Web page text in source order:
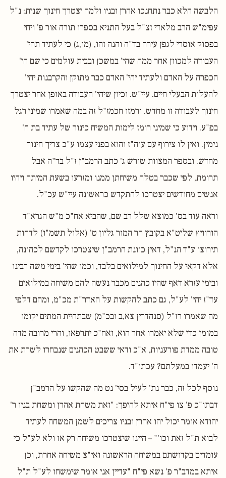
הלבשה הלא כבר נתחנכו אהרן ובניו ולמה יצטרך חינוך שנית: נ"ל
עפימ"ש הרב מלאדי זצ"ל בעל התניא בספרו תורה אור פ' ויחי
בפסוק אוסרי לגפן עירה בד"ה והנה זהו, (מו,ג) כי לעתיד תהי'
העבודה למכוון אחר ממה שהי' במשכן ובבית עולמים כי שם הי'
הכפרה על האדם ולעתיד יהי' האדם כבר מתוקן והקרבנות יהי'
להעלות הבעלי חיים. עיי"ש. וכיון שיהי' העבודה באופן אחר יצטרך
חינוך לעבודה זו מחדש. ורמזו חכמז"ל זה במה שאמרו שמיני רגל
בפ"ע. וידוע כי שמיני רומז לימות המשיח כינור של עתיד בת ח'
נימין. ואין לו צירוף עם עוה"ז והוא בפני עצמו ע"כ צריך חינוך
מחדש. ובספר המצוות שורש ג' כתב הרמב"ן ז"ל בד"ה אבל
תרומת, לפי שכבר בטלה משיחתן ממנו ומזרעו בשעת המיתה ויהיו
אנשים מחודשים יצטרכו להתקדש כראשונה עיי"ש עכ"ל.
וראה עוד בס' כמוצא שלל רב שם, שהביא אח"כ מ"ש הגרא"ד
הורוויץ שליט"א בקובץ הר המור גליון ט' (אלול תשמ"ו) לדחות
תירוצו ע"ד הנ"ל, דאין כוונת הרמב"ן שיצטרכו לקדשם לכהונה,
אלא דקאי על החינוך למילואים בלבד, וכמו שהי' בימי משה רבינו
ובימי עזרא דאף שהיו כהנים מכבר נעשה להם משיחה במילואים
עד"ז יהי' לע"ל, גם כתב להקשות על האדר"ת מכ"מ, ומהם דלפי
מה שאמרו רז"ל (סנהדרין צא,ב ובכ"מ) שבתחיית המתים יקומו
במומן כדי שלא יאמרו אחר הוא, ואח"כ יתרפאו, והרי מרובה מדה
טובה ממדת פורעניות, א"כ ודאי ששבט הכהנים שנבחרו לשרת את
ה' יעמדו במעלתם? עכתו"ד.
נוסף לכל זה, כבר נת' לעיל בסי' נט מה שהקשו על הרמב"ן
דבתו"כ פ' צו פי"ח איתא להיפך: "זאת משחת אהרן ומשחת בניו ר'
יהודא אומר יכול יהו אהרן ובניו צריכים לשמן המשחה לעתיד
לבוא ת"ל זאת וכו'" – היינו שיצטרכו משיחה רק אז ולא לע"ל כי
עומדים בקדושתם במשיחה הראשונה ואי"צ משיחה אחרת, וכן
איתא במדב"ר פ' נשא פי"ח "עדיין אני אומר שימשחו לע"ל ת"ל